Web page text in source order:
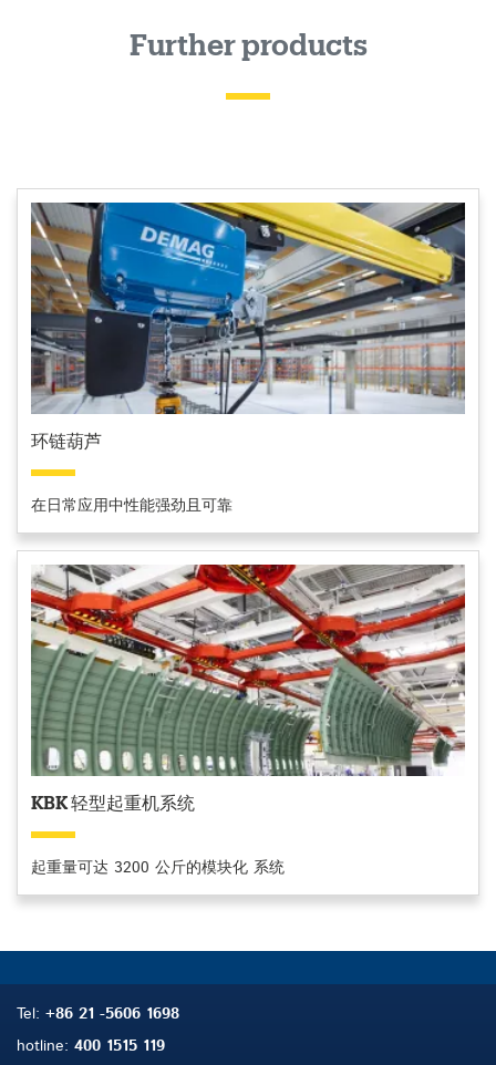
Further products
环链葫芦
在日常应用中性能强劲且可靠
KBK 轻型起重机系统
起重量可达 3200 公斤的模块化 系统
Tel: +86 21 -5606 1698
hotline: 400 1515 119